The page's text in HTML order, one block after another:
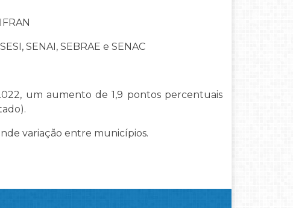
SENAI, SEBRAE e SENAC
um aumento de 1,9 pontos percentuais
variação entre municípios.